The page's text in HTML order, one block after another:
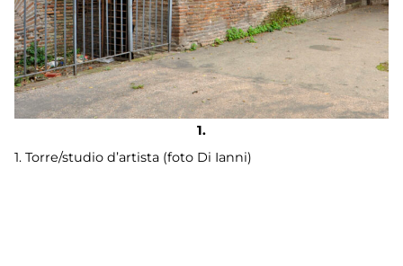
1. Torre/studio d’artista (foto Di Ianni)